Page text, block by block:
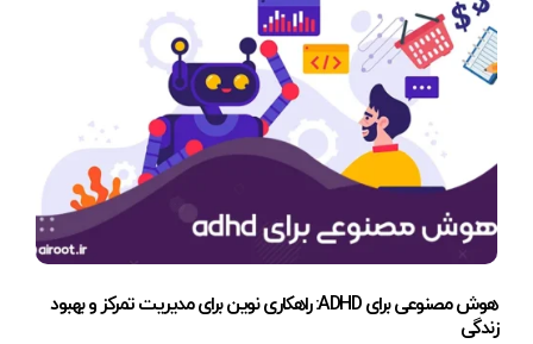
هوش مصنوعی برای ADHD: راهکاری نوین برای مدیریت تمرکز و بهبود
زندگی